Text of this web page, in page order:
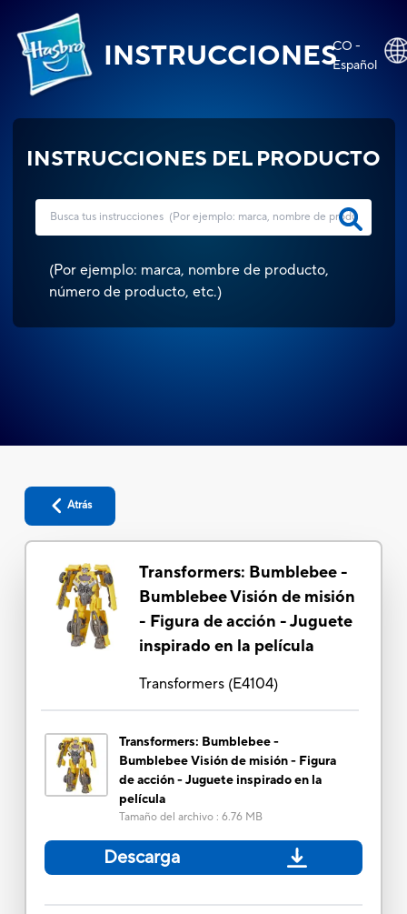
INSTRUCCIONESCO -
Español
INSTRUCCIONES DEL PRODUCTO
(Por ejemplo: marca, nombre de producto,
número de producto, etc.)
Atrás
Transformers: Bumblebee -
Bumblebee Visión de misión
- Figura de acción - Juguete
inspirado en la película
Transformers(E4104)
Transformers: Bumblebee -
Bumblebee Visión de misión - Figura
de acción - Juguete inspirado en la
película
Tamaño del archivo: 6.76 MB
Descarga